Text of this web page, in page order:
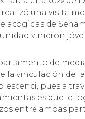
realizó una visita
acogidas de
vinieron
de
la vinculación de
pues a
es que le
entre ambas